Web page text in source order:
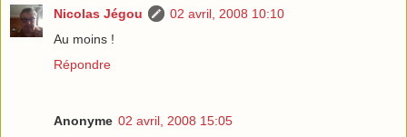
Nicolas Jégou
02 avril, 2008 10:10
Au moins !
Répondre
Anonyme 02 avril, 2008 15:05